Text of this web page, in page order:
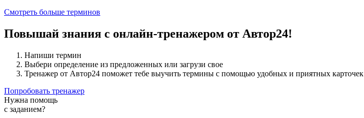
Смотреть больше терминов
Повышай знания с онлайн-тренажером от Автор24!
Напиши термин
Выбери определение из предложенных или загрузи свое
Тренажер от Автор24 поможет тебе выучить термины с помощью удобных и приятных карточек
Попробовать тренажер
Нужна помощь
с заданием?